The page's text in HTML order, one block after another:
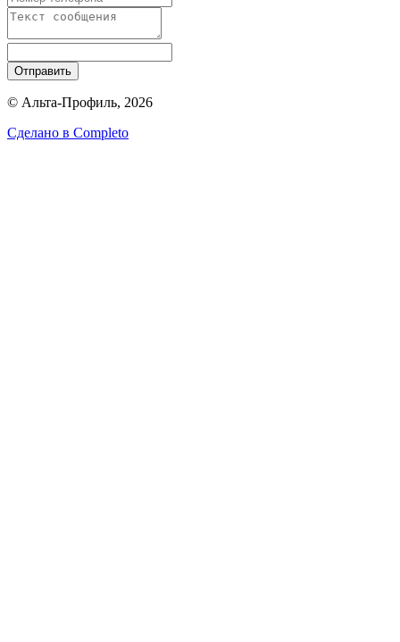
Отправить
© Альта-Профиль, 2026
Сделано в Completo